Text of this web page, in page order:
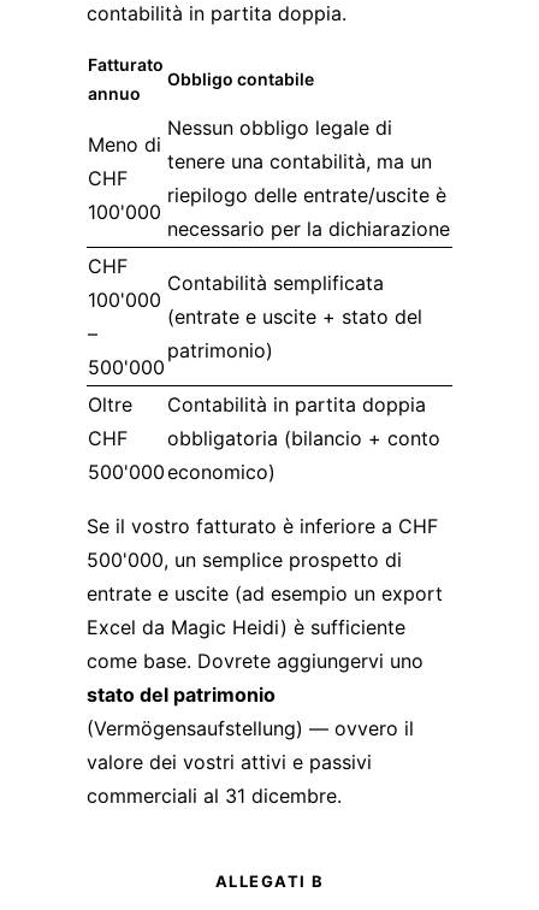
contabilità in partita doppia.
Fatturato
annuo
Obbligo contabile
Meno di
CHF
100'000
Nessun obbligo legale di
tenere una contabilità, ma un
riepilogo delle entrate/uscite è
necessario per la dichiarazione
CHF
100'000
–
500'000
Contabilità semplificata
(entrate e uscite + stato del
patrimonio)
Oltre
CHF
500'000
Contabilità in partita doppia
obbligatoria (bilancio + conto
economico)
Se il vostro fatturato è inferiore a CHF
500'000, un semplice prospetto di
entrate e uscite (ad esempio un export
Excel da Magic Heidi) è sufficiente
come base. Dovrete aggiungervi uno
stato del patrimonio
(Vermögensaufstellung) — ovvero il
valore dei vostri attivi e passivi
commerciali al 31 dicembre.
ALLEGATI B